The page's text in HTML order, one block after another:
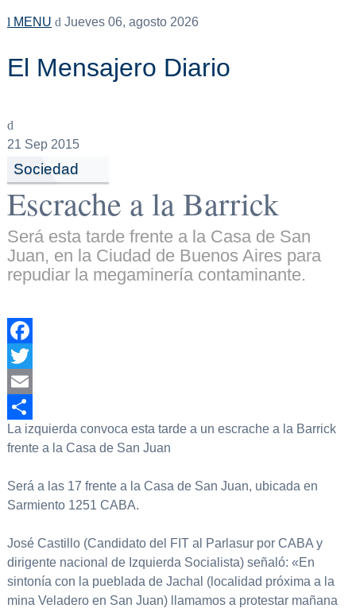
MENU Jueves 06, agosto 2026
El Mensajero Diario
21 Sep 2015
Sociedad
Escrache a la Barrick
Será esta tarde frente a la Casa de San
Juan, en la Ciudad de Buenos Aires para
repudiar la megaminería contaminante.
Facebook
Twitter
Email
Compartir
La izquierda convoca esta tarde a un escrache a la Barrick
frente a la Casa de San Juan
Será a las 17 frente a la Casa de San Juan, ubicada en
Sarmiento 1251 CABA.
José Castillo (Candidato del FIT al Parlasur por CABA y
dirigente nacional de Izquierda Socialista) señaló: «En
sintonía con la pueblada de Jachal (localidad próxima a la
mina Veladero en San Juan) llamamos a protestar mañana